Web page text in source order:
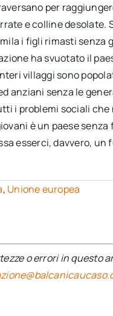
per
e colline desolate.
i figli rimasti senza
ha svuotato il
villaggi sono
anziani senza le
i problemi sociali che
è un paese
esserci, davvero, un
, Unione europea
o errori in questo